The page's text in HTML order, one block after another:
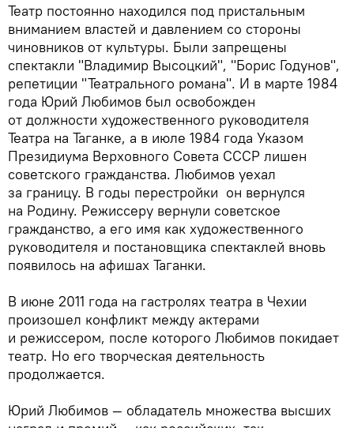
Театр постоянно находился под пристальным
вниманием властей и давлением со стороны
чиновников от культуры. Были запрещены
спектакли "Владимир Высоцкий", "Борис Годунов",
репетиции "Театрального романа". И в марте 1984
года Юрий Любимов был освобожден
от должности художественного руководителя
Театра на Таганке, а в июле 1984 года Указом
Президиума Верховного Совета СССР лишен
советского гражданства. Любимов уехал
за границу. В годы перестройки он вернулся
на Родину. Режиссеру вернули советское
гражданство, а его имя как художественного
руководителя и постановщика спектаклей вновь
появилось на афишах Таганки.
В июне 2011 года на гастролях театра в Чехии
произошел конфликт между актерами
и режиссером, после которого Любимов покидает
театр. Но его творческая деятельность
продолжается.
Юрий Любимов — обладатель множества высших